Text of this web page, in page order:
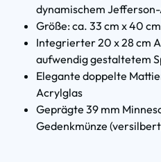
dynamischem
Größe: ca. 33 cm x 40
Integrierter 20 x 28 cm
aufwendig gestaltetem
Elegante doppelte
Acrylglas
Geprägte 39 mm
Gedenkmünze